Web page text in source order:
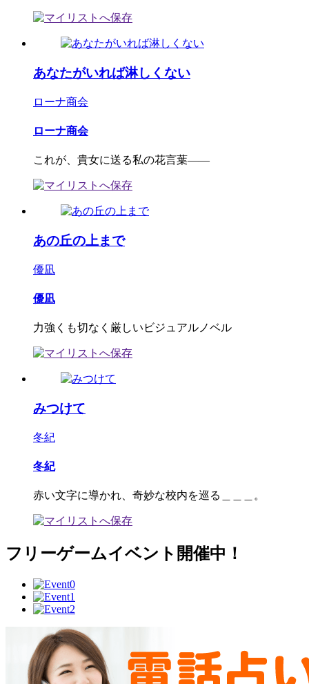
あなたがいれば淋しくない
ローナ商会
ローナ商会
これが、貴女に送る私の花言葉――
あの丘の上まで
優凪
優凪
力強くも切なく厳しいビジュアルノベル
みつけて
冬紀
冬紀
赤い文字に導かれ、奇妙な校内を巡る＿＿＿。
フリーゲームイベント開催中！